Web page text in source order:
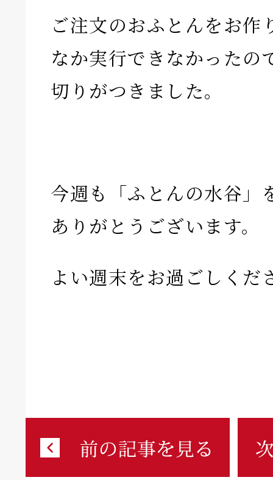
ご注文のおふとんをお作
なか実行できなかったの
切りがつきました。
今週も「ふとんの水谷」
ありがとうございます。
よい週末をお過ごしくだ